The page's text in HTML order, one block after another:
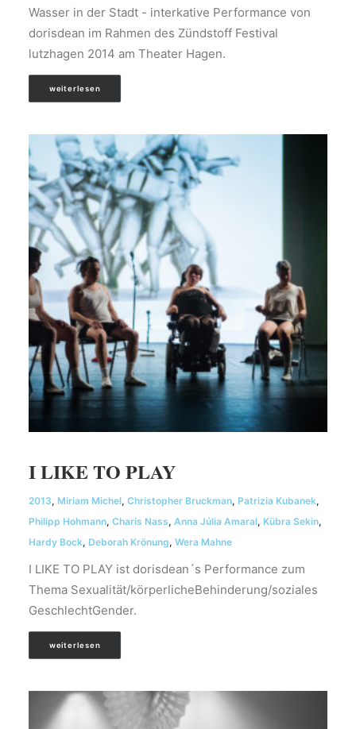
Wasser in der Stadt - interkative Performance von
dorisdean im Rahmen des Zündstoff Festival
lutzhagen 2014 am Theater Hagen.
weiterlesen
I LIKE TO PLAY
2013, Miriam Michel, Christopher Bruckman, Patrizia Kubanek,
Philipp Hohmann, Charis Nass, Anna Júlia Amaral, Kübra Sekin,
Hardy Bock, Deborah Krönung, Wera Mahne
I LIKE TO PLAY ist dorisdean´s Performance zum
Thema Sexualität/körperlicheBehinderung/soziales
GeschlechtGender.
weiterlesen